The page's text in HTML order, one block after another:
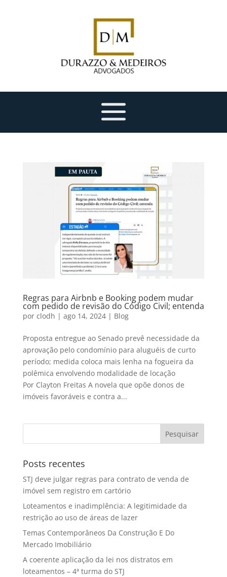
Regras para Airbnb e Booking podem mudar
com pedido de revisão do Código Civil; entenda
por clodh | ago 14, 2024| Blog
Proposta entregue ao Senado prevê necessidade da
aprovação pelo condomínio para aluguéis de curto
período; medida coloca mais lenha na fogueira da
polêmica envolvendo modalidade de locação
Por Clayton Freitas A novela que opõe donos de
imóveis favoráveis e contra a...
Posts recentes
STJ deve julgar regras para contrato de venda de
imóvel sem registro em cartório
Loteamentos e inadimplência: A legitimidade da
restrição ao uso de áreas de lazer
Temas Contemporâneos Da Construção E Do
Mercado Imobiliário
A coerente aplicação da lei nos distratos em
loteamentos – 4ª turma do STJ